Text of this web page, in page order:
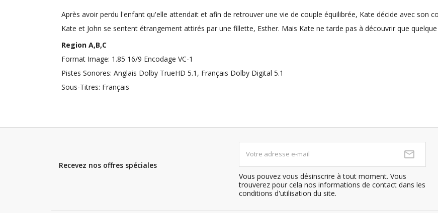
Après avoir perdu l'enfant qu'elle attendait et afin de retrouver une vie de couple équilibrée, Kate décide avec son
Kate et John se sentent étrangement attirés par une fillette, Esther. Mais Kate ne tarde pas à découvrir que
Region A,B,C
Format Image: 1.85 16/9 Encodage VC-1
Pistes Sonores: Anglais Dolby TrueHD 5.1, Français Dolby Digital 5.1
Sous-Titres: Français
Recevez nos offres spéciales
Vous pouvez vous désinscrire à tout moment. Vous
trouverez pour cela nos informations de contact dans les
conditions d'utilisation du site.